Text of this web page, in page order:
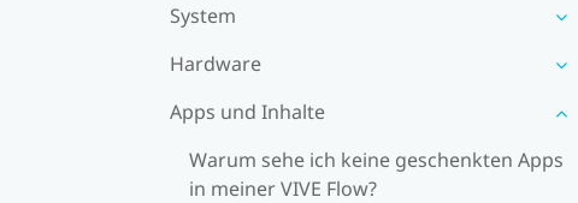
System
Hardware
Apps und Inhalte
Warum sehe ich keine geschenkten Apps
in meiner VIVE Flow?